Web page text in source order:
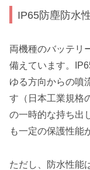
IP65防塵防水
両機種のバッテリ
備えています。
ゆる方向からの噴
す（日本工業規格
の一時的な持ち出
も一定の保護性能
ただし、防水性能